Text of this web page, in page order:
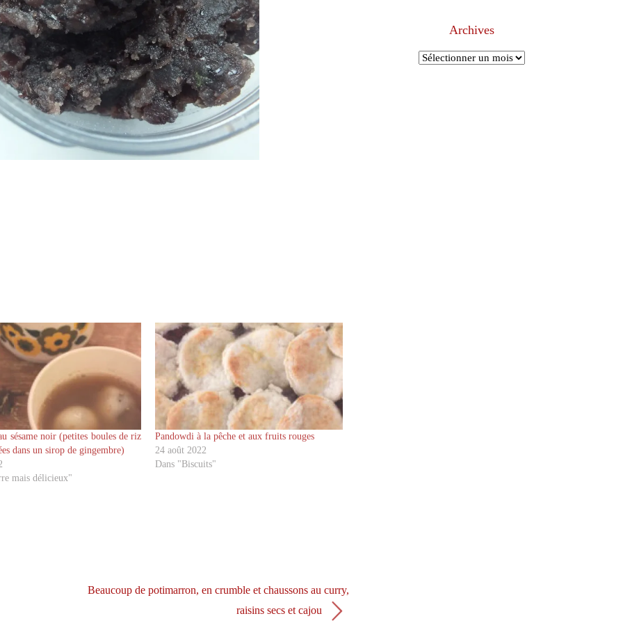
sésame noir (petites boules de riz
dans un sirop de gingembre)
mais délicieux"
Pandowdi à la pêche et aux fruits rouges
24 août 2022
Dans "Biscuits"
Beaucoup de potimarron, en crumble et chaussons au curry,
raisins secs et cajou
Archives
Archives